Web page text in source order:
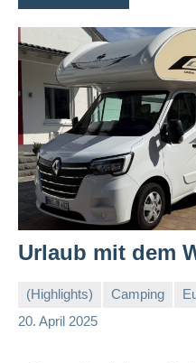
Urlaub mit dem
(Highlights) Camping
20. April 2025
Stephi
Keine